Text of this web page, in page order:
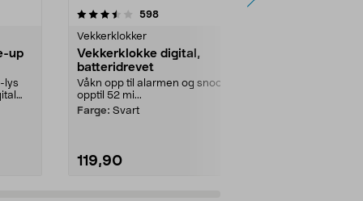
up
lys
598anmeldelser
Vekkerklokker
Vekkerklokke digital,
batteridrevet
Våkn opp til alarmen og snooze i
opptil 52 mi...
Farge: Svart
119,90
4.5 av 5 stjerner